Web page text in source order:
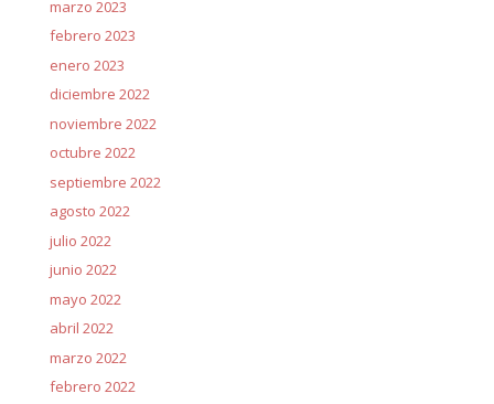
marzo 2023
febrero 2023
enero 2023
diciembre 2022
noviembre 2022
octubre 2022
septiembre 2022
agosto 2022
julio 2022
junio 2022
mayo 2022
abril 2022
marzo 2022
febrero 2022